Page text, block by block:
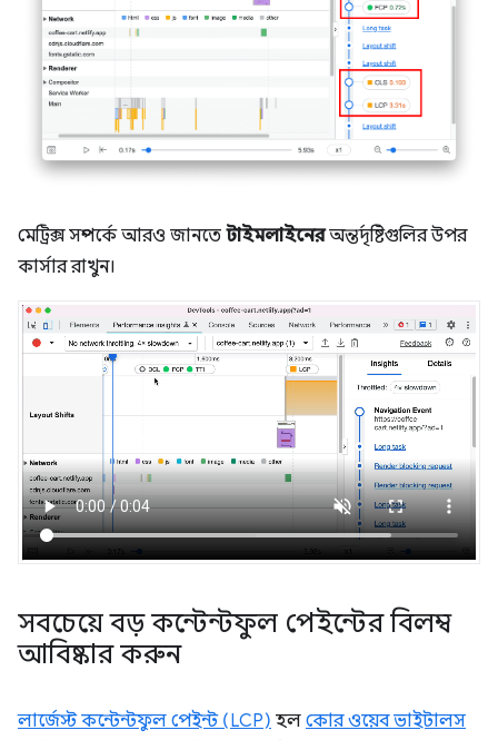
মেট্রিক্স সম্পর্কে আরও জানতে টাইমলাইনেরঅন্তর্দৃষ্টিগুলির উপর
কার্সার রাখুন।
সবচেয়ে বড় কন্টেন্টফুল পেইন্টের বিলম্ব
আবিষ্কার করুন
লার্জেস্ট কন্টেন্টফুল পেইন্ট (LCP) হল কোর ওয়েব ভাইটালস